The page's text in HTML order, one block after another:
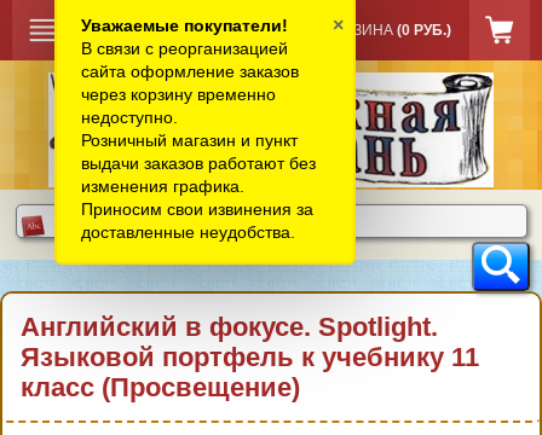
КОРЗИНА (0 РУБ.)
Английский в фокусе. Spotlight.
Языковой портфель к учебнику 11
класс (Просвещение)
Уважаемые покупатели!
В связи с реорганизацией
сайта оформление заказов
через корзину временно
недоступно.
Розничный магазин и пункт
выдачи заказов работают без
изменения графика.
Приносим свои извинения за
доставленные неудобства.
×